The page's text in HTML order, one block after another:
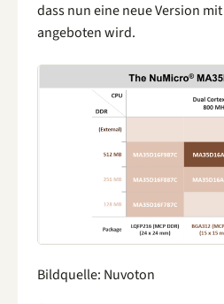
dass nun eine neue Version mit
angeboten wird.
Bildquelle: Nuvoton